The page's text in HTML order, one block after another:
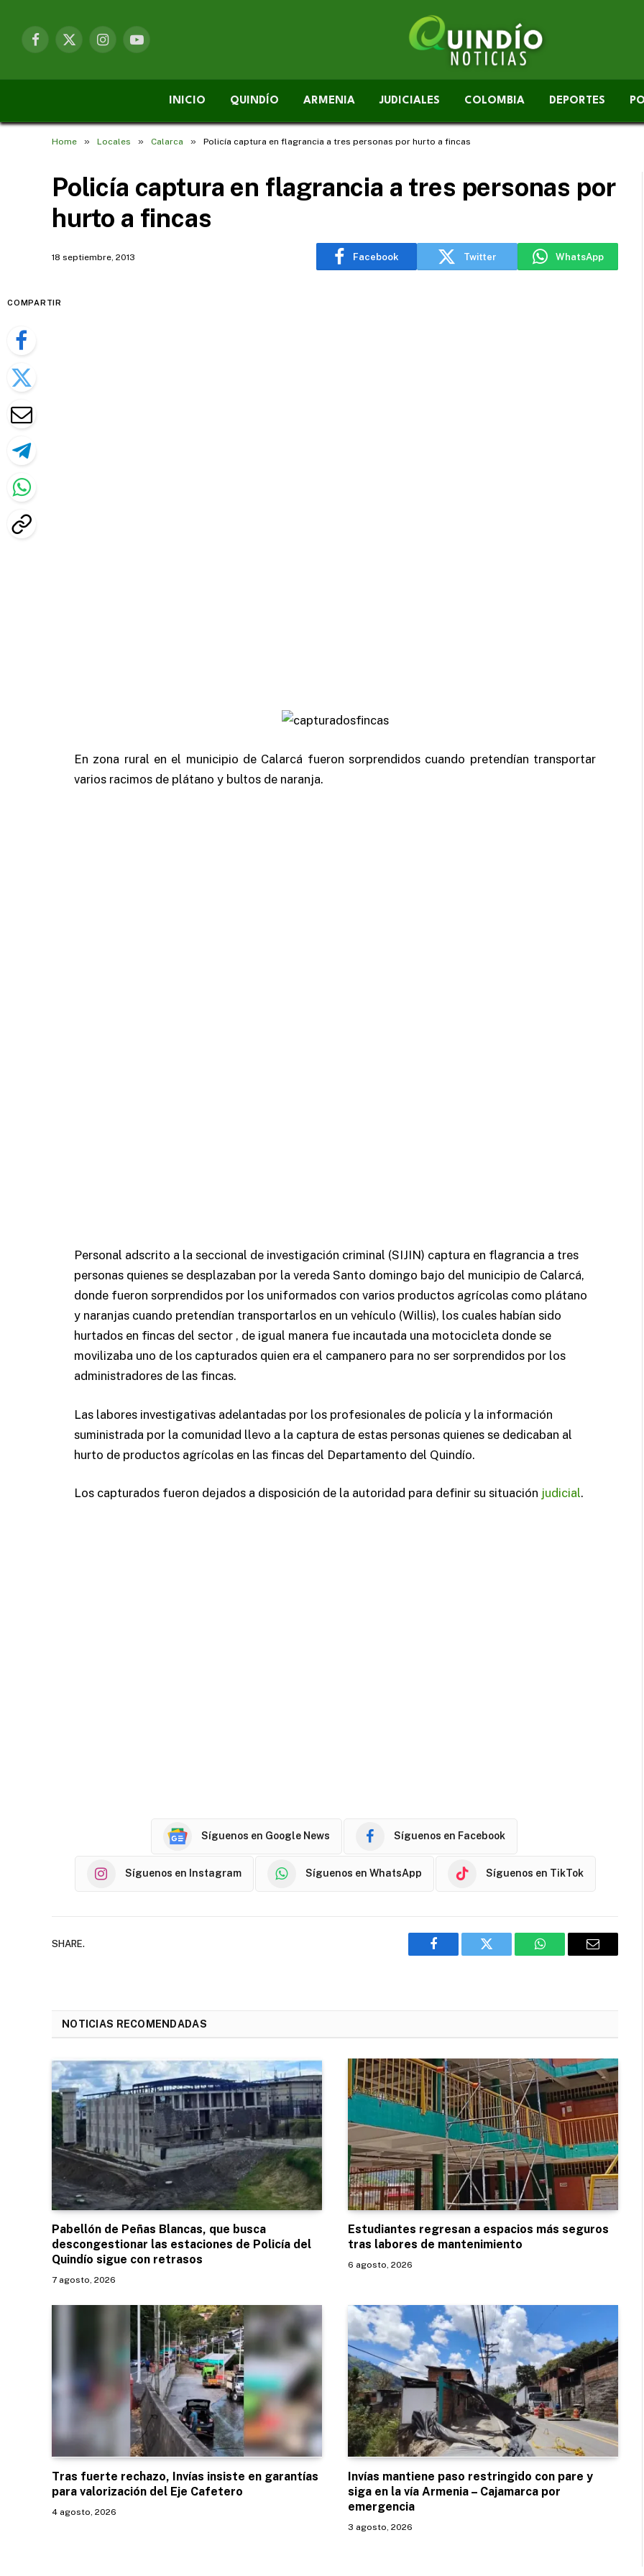
Facebook
X
InstagramYouTube
INICIO QUINDÍO ARMENIA JUDICIALES COLOMBIA DEPORTES
Home » Locales » Calarca » Policía captura en flagrancia a tres personas por hurto a fincas
Policía captura en flagrancia a tres personas por
hurto a fincas
18 septiembre, 2013 Facebook Twitter WhatsApp
COMPARTIR
En zona rural en el municipio de Calarcá fueron sorprendidos cuando pretendían transportar
varios racimos de plátano y bultos de naranja.
Personal adscrito a la seccional de investigación criminal (SIJIN) captura en flagrancia a tres
personas quienes se desplazaban por la vereda Santo domingo bajo del municipio de Calarcá,
donde fueron sorprendidos por los uniformados con varios productos agrícolas como plátano
y naranjas cuando pretendían transportarlos en un vehículo (Willis), los cuales habían sido
hurtados en fincas del sector , de igual manera fue incautada una motocicleta donde se
movilizaba uno de los capturados quien era el campanero para no ser sorprendidos por los
administradores de las fincas.
Las labores investigativas adelantadas por los profesionales de policía y la información
suministrada por la comunidad llevo a la captura de estas personas quienes se dedicaban al
hurto de productos agrícolas en las fincas del Departamento del Quindío.
Los capturados fueron dejados a disposición de la autoridad para definir su situación judicial.
Síguenos en Google News Síguenos en Facebook
Síguenos en Instagram Síguenos en WhatsApp Síguenos en TikTok
SHARE.
Facebook Twitter WhatsAppEmail
NOTICIAS RECOMENDADAS
Pabellón de Peñas Blancas, que busca
descongestionar las estaciones de Policía del
Quindío sigue con retrasos
7 agosto, 2026
Estudiantes regresan a espacios más seguros
tras labores de mantenimiento
6 agosto, 2026
Tras fuerte rechazo, Invías insiste en garantías
para valorización del Eje Cafetero
4 agosto, 2026
Invías mantiene paso restringido con pare y
siga en la vía Armenia – Cajamarca por
emergencia
3 agosto, 2026